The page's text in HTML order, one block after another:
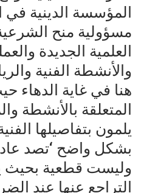
المؤسسة الدينية في
مسؤولية منح
العلمية الجديدة
والأنشطة الفنية
هنا في غاية الدهاء
المتعلقة بالأنشطة
يلمون بتفاصيلها
بشكل واضح ‘تصد
وليست قطعية بحيث
التراجع عنها عند